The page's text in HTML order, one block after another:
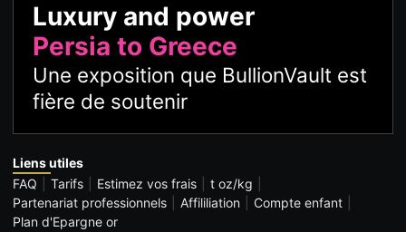
Luxury and power
Persia to Greece
Une exposition que BullionVault est
fière de soutenir
Liens utiles
FAQ
Tarifs Estimez vos frais
t oz/kg
Partenariat professionnels
Affililiation
Compte enfant
Plan d'Epargne or